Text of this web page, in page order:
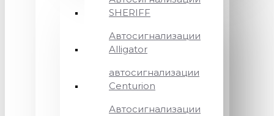
SHERIFF
Автосигнализации
Alligator
автосигнализации
Centurion
Автосигнализации